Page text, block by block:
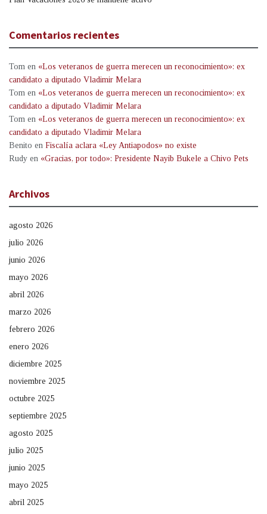
Comentarios recientes
Tom en «Los veteranos de guerra merecen un reconocimiento»: ex
candidato a diputado Vladimir Melara
Tom en «Los veteranos de guerra merecen un reconocimiento»: ex
candidato a diputado Vladimir Melara
Tom en «Los veteranos de guerra merecen un reconocimiento»: ex
candidato a diputado Vladimir Melara
Benito en Fiscalía aclara «Ley Antiapodos» no existe
Rudy en «Gracias, por todo»: Presidente Nayib Bukele a Chivo Pets
Archivos
agosto 2026
julio 2026
junio 2026
mayo 2026
abril 2026
marzo 2026
febrero 2026
enero 2026
diciembre 2025
noviembre 2025
octubre 2025
septiembre 2025
agosto 2025
julio 2025
junio 2025
mayo 2025
abril 2025